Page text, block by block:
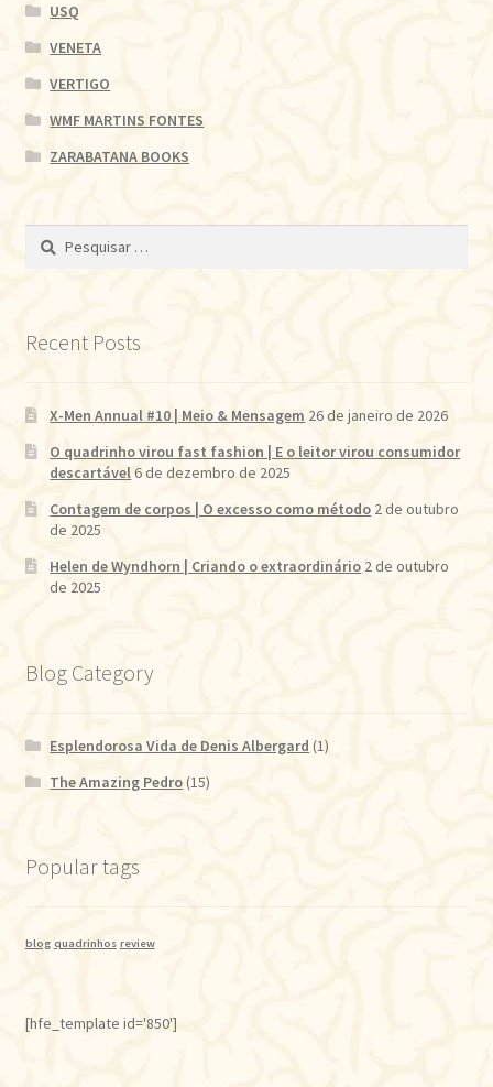
USQ
VENETA
VERTIGO
WMF MARTINS FONTES
ZARABATANA BOOKS
Pesquisar
Recent Posts
X-Men Annual #10 | Meio & Mensagem 26 de janeiro de 2026
O quadrinho virou fast fashion | E o leitor virou consumidor
descartável6 de dezembro de 2025
Contagem de corpos | O excesso como método 2 de outubro
de 2025
Helen de Wyndhorn | Criando o extraordinário 2 de outubro
de 2025
Blog Category
Esplendorosa Vida de Denis Albergard (1)
The Amazing Pedro (15)
Popular tags
blog quadrinhos review
[hfe_template id='850']